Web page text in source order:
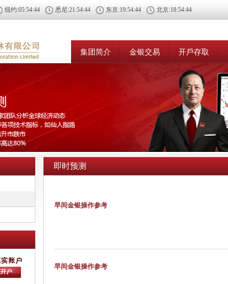
纽约:05:54:44 悉尼:21:54:44 东京:19:54:44 北京:18:54:44
集团简介 金银交易 开戶存取
即时预测
早间金银操作参考
早间金银操作参考